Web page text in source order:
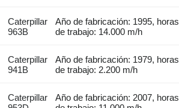
Caterpillar
963B
Año de fabricación: 1995, horas
de trabajo: 14.000 m/h
Caterpillar
941B
Año de fabricación: 1979, horas
de trabajo: 2.200 m/h
Caterpillar
Año de fabricación: 2007, horas